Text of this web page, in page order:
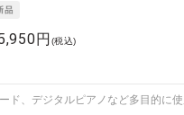
円 (税込)
ド、デジタルピアノなど多目的に